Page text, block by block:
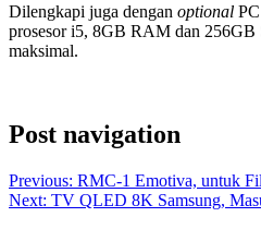
Dilengkapi juga dengan optional
prosesor i5, 8GB RAM dan 256GB
maksimal.
Post navigation
Previous: RMC-1 Emotiva, untuk
Next: TV QLED 8K Samsung,